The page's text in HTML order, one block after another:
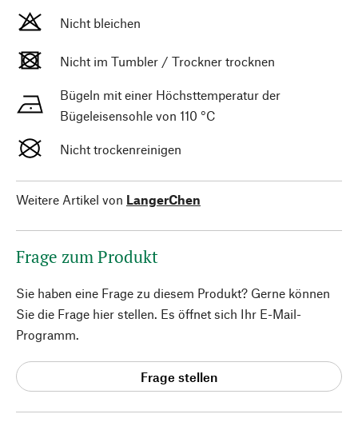
Nicht bleichen
Nicht im Tumbler / Trockner trocknen
Bügeln mit einer Höchsttemperatur der
Bügeleisensohle von 110 °C
Nicht trockenreinigen
Weitere Artikel von LangerChen
Frage zum Produkt
Sie haben eine Frage zu diesem Produkt? Gerne können
Sie die Frage hier stellen. Es öffnet sich Ihr E-Mail-
Programm.
Frage stellen